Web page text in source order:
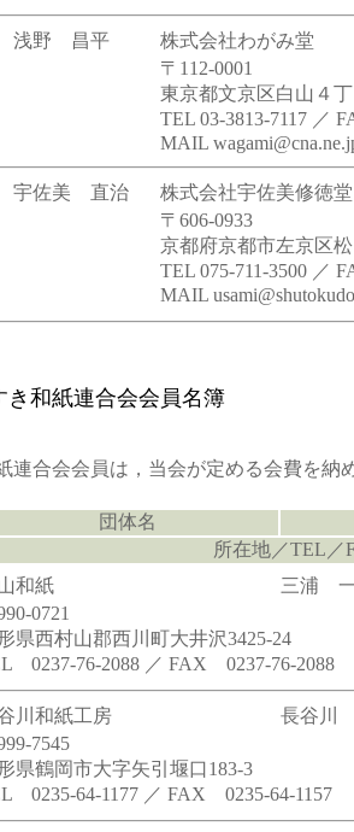
浅野 昌平
株式会社わがみ堂
〒112-0001
東京都文京区白山４
TEL 03-3813-7117 ／
MAIL
宇佐美 直治
株式会社宇佐美修徳堂
〒606-0933
京都府京都市左京区
TEL 075-711-3500 ／
MAIL
き和紙連合会会員名簿
連合会会員は，当会が定める会費を納
団体名
所在地／TEL／
和紙
三浦
0721
県西村山郡西川町大井沢3425-24
0237-76-2088 ／ FAX 0237-76-2088
川和紙工房
長谷川
7545
県鶴岡市大字矢引堰口183-3
0235-64-1177 ／ FAX 0235-64-1157